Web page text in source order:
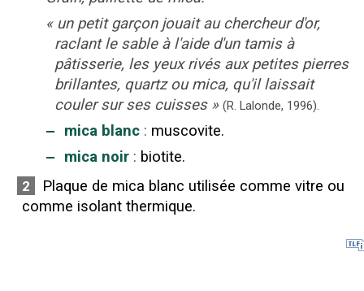
« un petit garçon jouait au chercheur d'or,
raclant le sable à l'aide d'un tamis à
pâtisserie, les yeux rivés aux petites pierres
brillantes, quartz ou mica, qu'il laissait
couler sur ses cuisses » (R. Lalonde, 1996).
‒ mica blanc : muscovite.
‒ mica noir : biotite.
2
Plaque de mica blanc utilisée comme vitre ou
comme isolant thermique.